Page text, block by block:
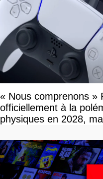
« Nous comprenons »
officiellement à la
physiques en 2028,